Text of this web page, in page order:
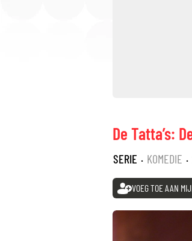
De Tatta’s:
SERIE · KOMEDIE ·
VOEG TOE AAN